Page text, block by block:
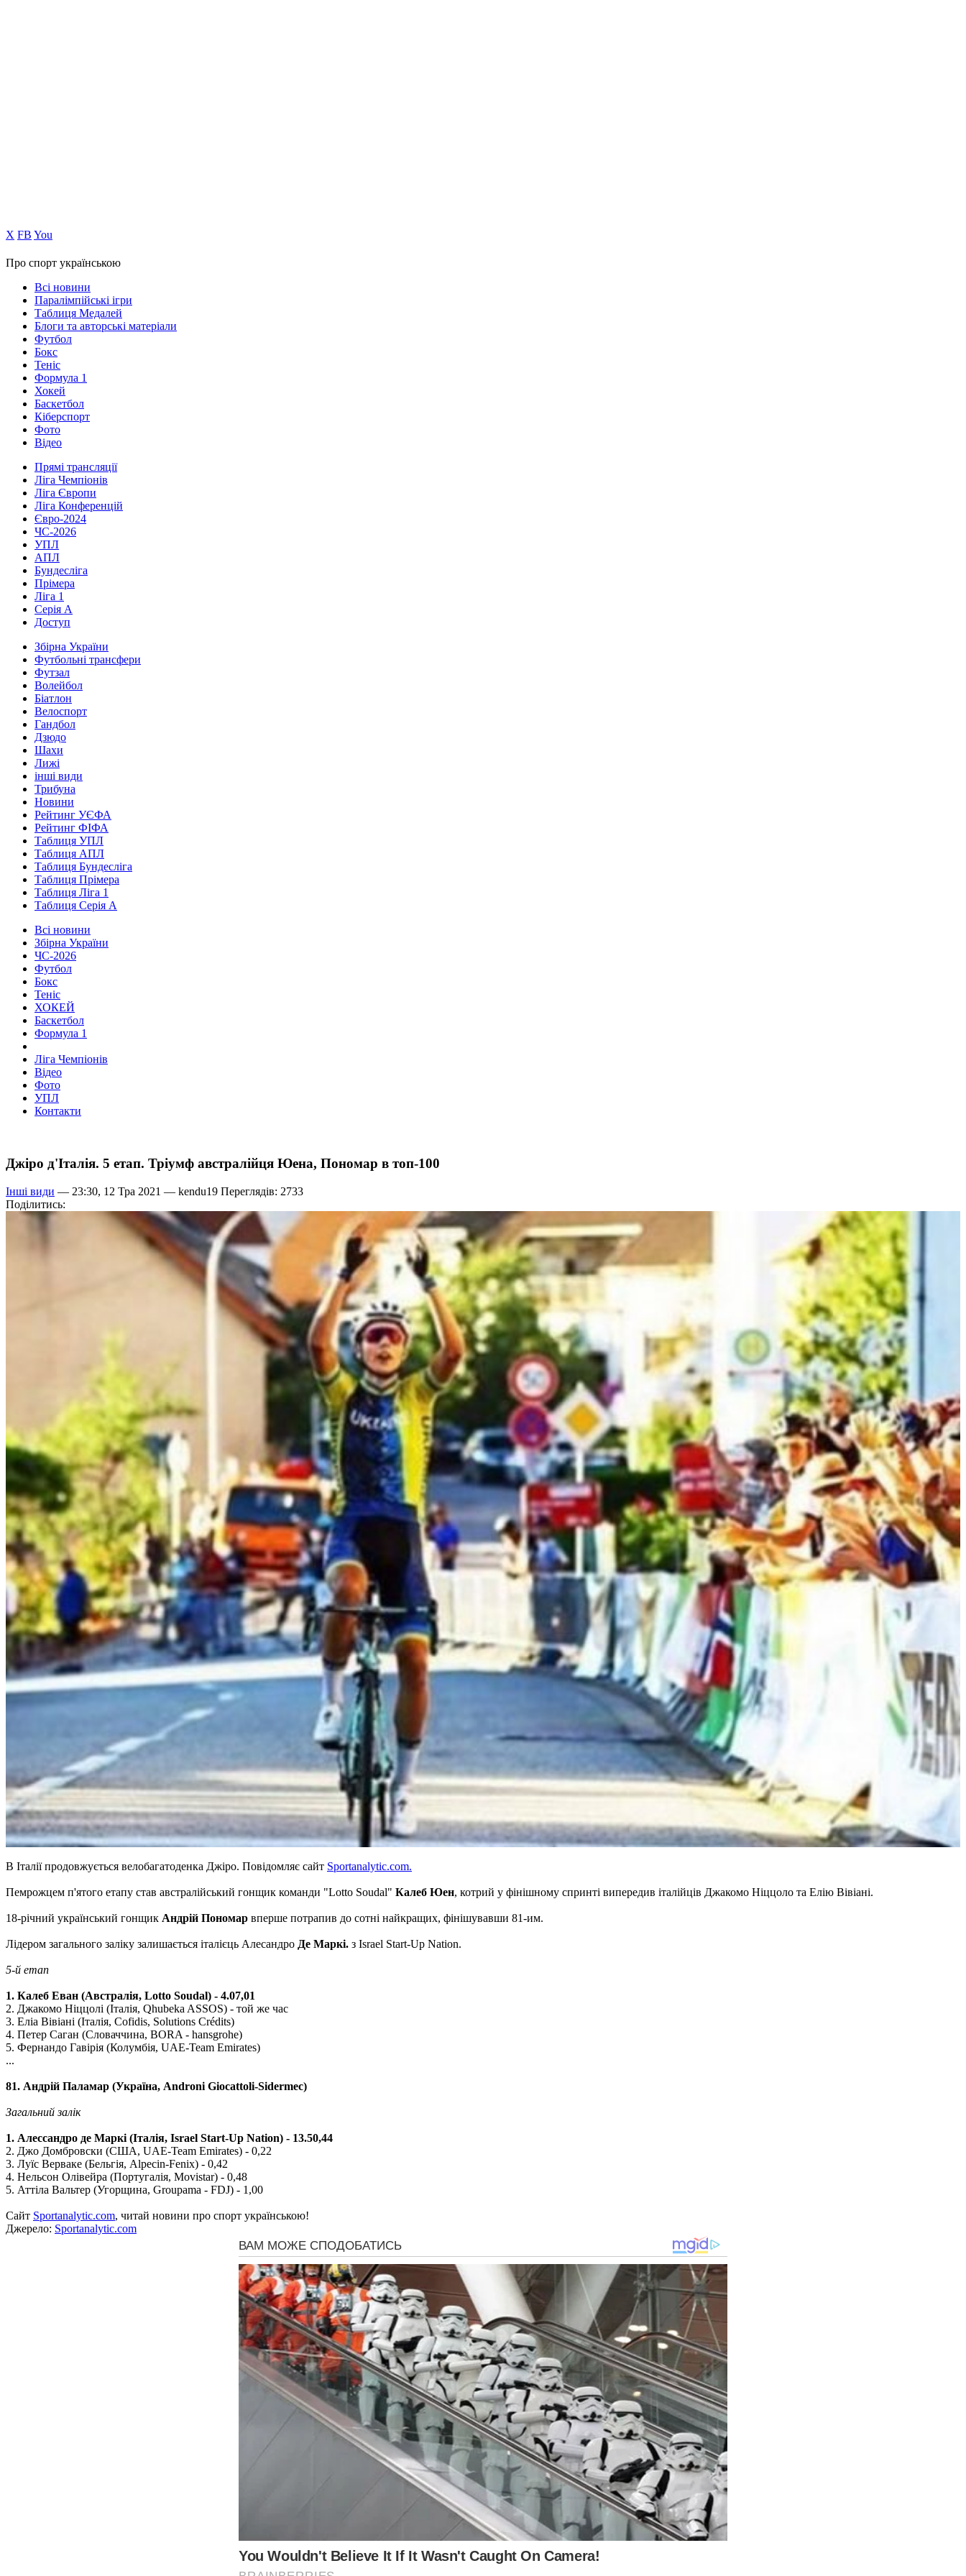
Х FB You
Про спорт українською
Всі новини
Паралімпійські ігри
Таблиця Медалей
Блоги та авторські матеріали
Футбол
Бокс
Теніс
Формула 1
Хокей
Баскетбол
Кіберспорт
Фото
Відео
Прямі трансляції
Ліга Чемпіонів
Ліга Європи
Ліга Конференцій
Євро-2024
ЧС-2026
УПЛ
АПЛ
Бундесліга
Прімера
Ліга 1
Серія А
Доступ
Збірна України
Футбольні трансфери
Футзал
Волейбол
Біатлон
Велоспорт
Гандбол
Дзюдо
Шахи
Лижі
інші види
Трибуна
Новини
Рейтинг УЄФА
Рейтинг ФІФА
Таблиця УПЛ
Таблиця АПЛ
Таблиця Бундесліга
Таблиця Прімера
Таблиця Ліга 1
Таблиця Серія А
Всі новини
Збірна України
ЧС-2026
Футбол
Бокс
Теніс
ХОКЕЙ
Баскетбол
Формула 1
Ліга Чемпіонів
Відео
Фото
УПЛ
Контакти
Джіро д'Італія. 5 етап. Тріумф австралійця Юена, Пономар в топ-100
Інші види — 23:30, 12 Тра 2021 — kendu19 Переглядів: 2733
Поділитись:
В Італії продовжується велобагатоденка Джіро. Повідомляє сайт Sportanalytic.com.
Пемрожцем п'ятого етапу став австралійський гонщик команди "Lotto Soudal" Калеб Юен, котрий у фінішному спринті випередив італійців Джакомо Ніццоло та Елію Вівіані.
18-річний український гонщик Андрій Пономар вперше потрапив до сотні найкращих, фінішувавши 81-им.
Лідером загального заліку залишається італієць Алесандро Де Маркі. з Israel Start-Up Nation.
5-й етап
1. Калеб Еван (Австралія, Lotto Soudal) - 4.07,01
2. Джакомо Ніццолі (Італія, Qhubeka ASSOS) - той же час
3. Еліа Вівіані (Італія, Cofidis, Solutions Crédits)
4. Петер Саган (Словаччина, BORA - hansgrohe)
5. Фернандо Гавірія (Колумбія, UAE-Team Emirates)
...
81. Андрій Паламар (Україна, Androni Giocattoli-Sidermec)
Загальний залік
1. Алессандро де Маркі (Італія, Israel Start-Up Nation) - 13.50,44
2. Джо Домбровски (США, UAE-Team Emirates) - 0,22
3. Луїс Верваке (Бельгія, Alpecin-Fenix) - 0,42
4. Нельсон Олівейра (Португалія, Movistar) - 0,48
5. Аттіла Вальтер (Угорщина, Groupama - FDJ) - 1,00
Сайт Sportanalytic.com, читай новини про спорт українською!
Джерело: Sportanalytic.com